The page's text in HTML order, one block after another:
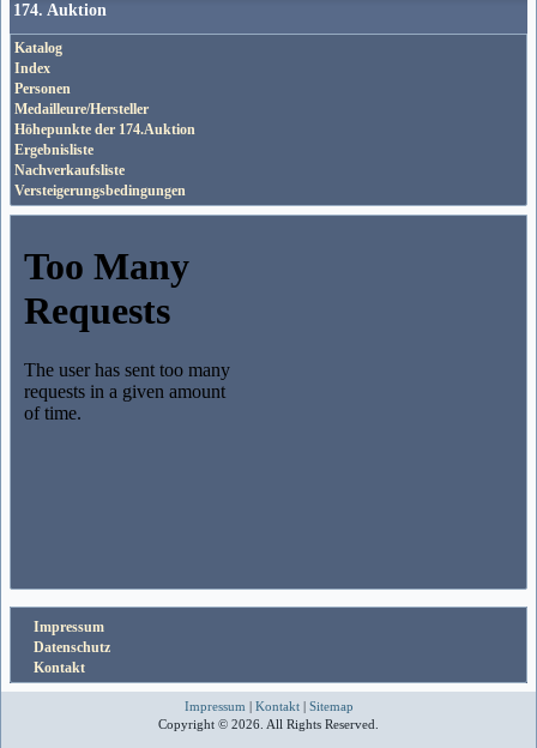
174. Auktion
Katalog
Index
Personen
Medailleure/Hersteller
Höhepunkte der 174.Auktion
Ergebnisliste
Nachverkaufsliste
Versteigerungsbedingungen
Impressum
Datenschutz
Kontakt
Impressum | Kontakt| Sitemap
Copyright © 2026. All Rights Reserved.